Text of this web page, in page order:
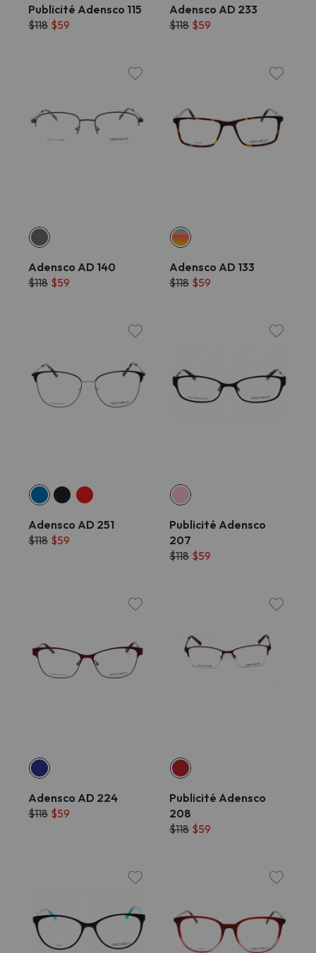
Publicité Adensco 115
$118 $59
Adensco AD 233
$118 $59
Adensco AD 140
$118 $59
Adensco AD 133
$118 $59
Adensco AD 251
$118 $59
Publicité Adensco
207
$118 $59
Adensco AD 224
$118 $59
Publicité Adensco
208
$118 $59